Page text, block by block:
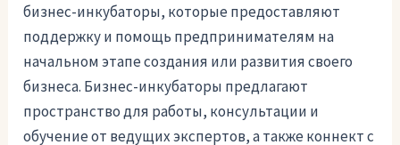
бизнес-инкубаторы, которые предоставляют
поддержку и помощь предпринимателям на
начальном этапе создания или развития своего
бизнеса. Бизнес-инкубаторы предлагают
пространство для работы, консультации и
обучение от ведущих экспертов, а также коннект с